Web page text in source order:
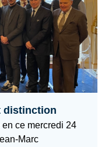
distinction
ce mercredi 24
Marc